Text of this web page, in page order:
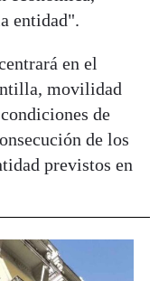
entidad".
en el
movilidad
de
de los
previstos en